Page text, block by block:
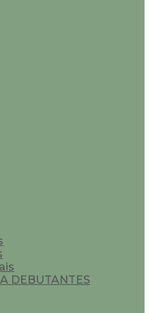
DEBUTANTES